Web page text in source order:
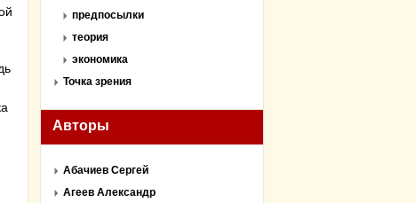
предпосылки
теория
экономика
Точка зрения
Авторы
Абачиев Сергей
Агеев Александр